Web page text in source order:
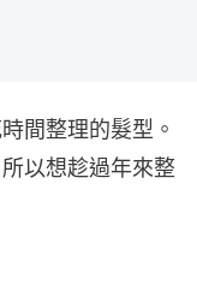
間整理的髮型。
以想趁過年來整